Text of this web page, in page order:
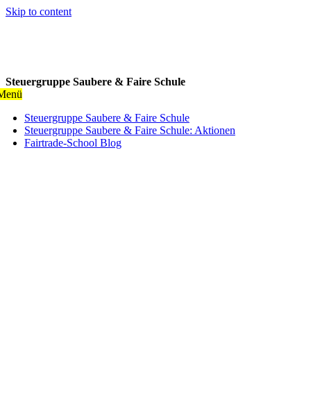
Skip to content
Steuergruppe Saubere & Faire Schule
Steuergruppe Saubere & Faire Schule
Steuergruppe Saubere & Faire Schule: Aktionen
Fairtrade-School Blog